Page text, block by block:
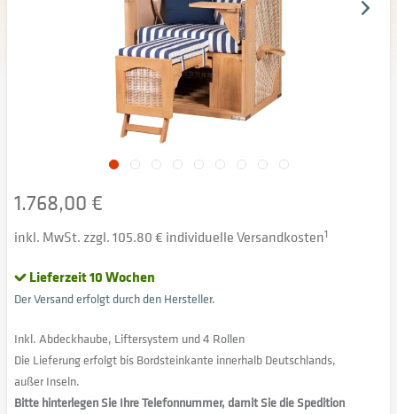
1.768,00 €
inkl. MwSt. zzgl. 105.80 € individuelle Versandkosten1
Lieferzeit 10 Wochen
Der Versand erfolgt durch den Hersteller.
Inkl. Abdeckhaube, Liftersystem und 4 Rollen
Die Lieferung erfolgt bis Bordsteinkante innerhalb Deutschlands,
außer Inseln.
Bitte hinterlegen Sie Ihre Telefonnummer, damit Sie die Spedition